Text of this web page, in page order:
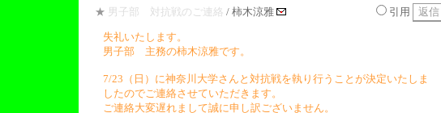
★ 男子部 対抗戦のご連絡 / 柿木涼雅 引用
失礼いたします。
男子部 主務の柿木涼雅です。
7/23（日）に神奈川大学さんと対抗戦を執り行うことが決定いたしま
したのでご連絡させていただきます。
ご連絡大変遅れまして誠に申し訳ございません。